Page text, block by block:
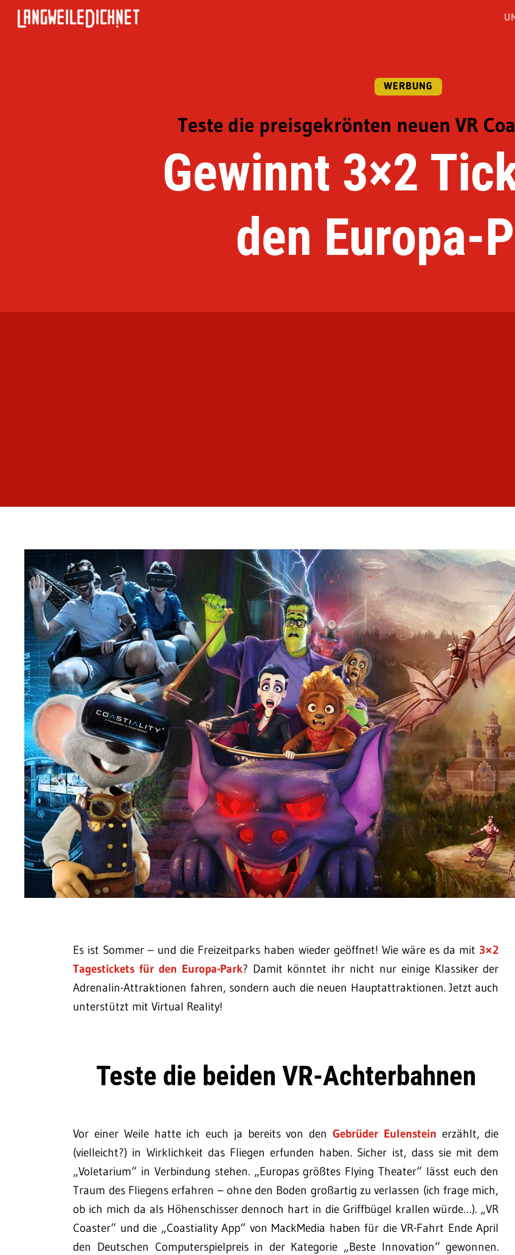
WERBUNG
Teste die preisgekrönten neuen VR
Gewinnt 3×2
den Europa-
Es ist Sommer – und die Freizeitparks haben wieder geöffnet! Wie wäre es da mit 3×2
Tagestickets für den Europa-Park? Damit könntet ihr nicht nur einige Klassiker der
Adrenalin-Attraktionen fahren, sondern auch die neuen Hauptattraktionen. Jetzt auch
unterstützt mit Virtual Reality!
Teste die beiden VR-Achterbahnen
Vor einer Weile hatte ich euch ja bereits von denGebrüder Eulenstein erzählt, die
(vielleicht?) in Wirklichkeit das Fliegen erfunden haben. Sicher ist, dass sie mit dem
„Voletarium“ in Verbindung stehen. „Europas größtes Flying Theater“ lässt euch den
Traum des Fliegens erfahren – ohne den Boden großartig zu verlassen (ich frage mich,
ob ich mich da als Höhenschisser dennoch hart in die Griffbügel krallen würde…). „VR
Coaster“ und die „Coastiality App“ von MackMedia haben für die VR-Fahrt Ende April
den Deutschen Computerspielpreis in der Kategorie „Beste Innovation“ gewonnen.